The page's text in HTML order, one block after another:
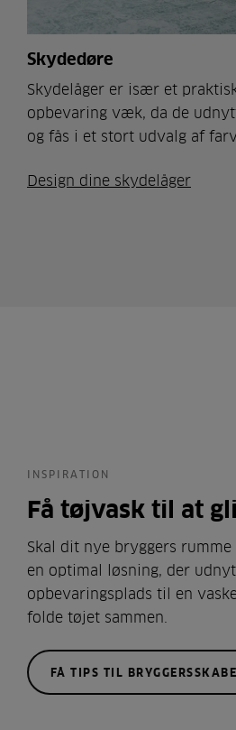
Skydedøre
Skydelåger er især et
opbevaring væk, da de
og fås i et stort udvalg af
Design dine skydelåger
INSPIRATION
Få tøjvask til at
Skal dit nye bryggers
en optimal løsning, der
opbevaringsplads til en
folde tøjet sammen.
FÅ TIPS TIL BRYGGERSSKABE